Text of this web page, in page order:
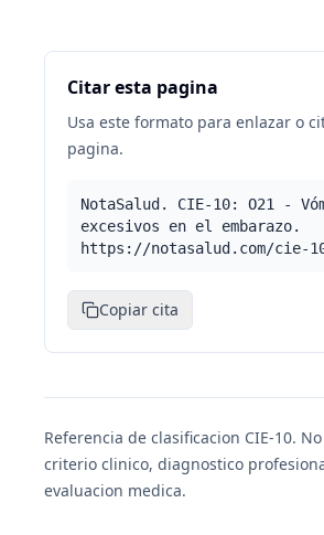
Citar esta pagina
Usa este formato para enlazar o
pagina.
NotaSalud. CIE-10: O21 -
excesivos en el embarazo.
https://notasalud.com/cie-
Copiar cita
Referencia de clasificacion CIE-10.
criterio clinico, diagnostico
evaluacion medica.